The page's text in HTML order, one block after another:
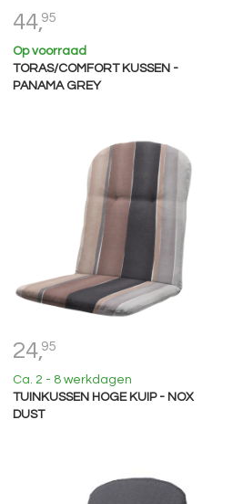
44,95
Op voorraad
TORAS/COMFORT KUSSEN -
PANAMA GREY
24,95
Ca. 2 - 8 werkdagen
TUINKUSSEN HOGE KUIP - NOX
DUST